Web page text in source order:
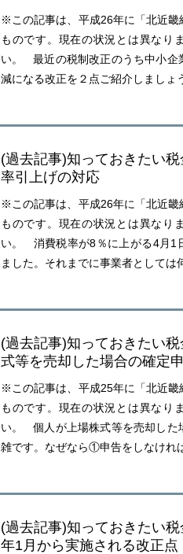
※この記事は、平成26年に「北近畿
ものです。現在の状況とは異なり
い。 最近の税制改正のうち中小企
減になる改正を２点ご紹介しましょ
(過去記事)知っておきたい
率引上げの対応
※この記事は、平成26年に「北近畿
ものです。現在の状況とは異なり
い。 消費税率が8％に上がる4月1
ました。それまでに事業者としては
(過去記事)知っておきたい
式等を売却した場合の確定
※この記事は、平成25年に「北近畿
ものです。現在の状況とは異なり
い。 個人が上場株式等を売却した
雑です。なぜなら①申告をしなけれ
(過去記事)知っておきたい
年1月から実施される改正点